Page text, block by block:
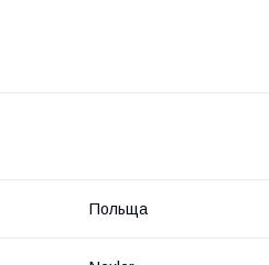
Польща